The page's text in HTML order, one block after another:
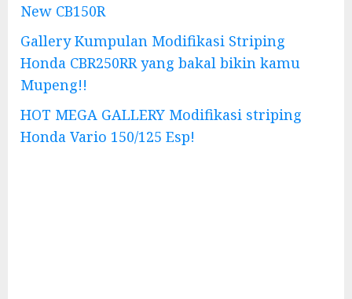
New CB150R
Gallery Kumpulan Modifikasi Striping
Honda CBR250RR yang bakal bikin kamu
Mupeng!!
HOT MEGA GALLERY Modifikasi striping
Honda Vario 150/125 Esp!